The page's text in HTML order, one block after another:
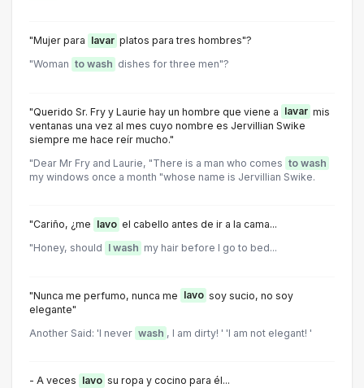
"Mujer para lavar platos para tres hombres"?
"Woman to wash dishes for three men"?
"Querido Sr. Fry y Laurie hay un hombre que viene a lavar mis
ventanas una vez al mes cuyo nombre es Jervillian Swike
siempre me hace reír mucho."
"Dear Mr Fry and Laurie, "There is a man who comes to wash
my windows once a month "whose name is Jervillian Swike.
"Cariño, ¿me lavo el cabello antes de ir a la cama...
"Honey, should I wash my hair before I go to bed...
"Nunca me perfumo, nunca me lavo soy sucio, no soy
elegante"
Another Said: 'I never wash , I am dirty! ' 'I am not elegant! '
- A veces lavo su ropa y cocino para él...